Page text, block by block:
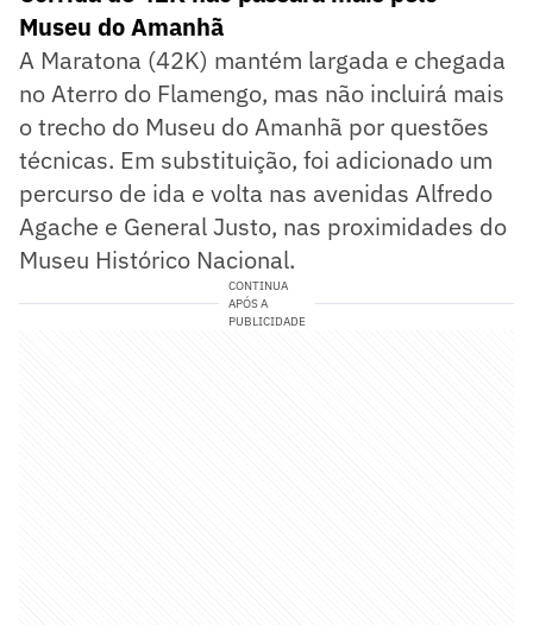
Museu do Amanhã
A Maratona (42K) mantém largada e chegada
no Aterro do Flamengo, mas não incluirá mais
o trecho do Museu do Amanhã por questões
técnicas. Em substituição, foi adicionado um
percurso de ida e volta nas avenidas Alfredo
Agache e General Justo, nas proximidades do
Museu Histórico Nacional.
CONTINUA
APÓS A
PUBLICIDADE